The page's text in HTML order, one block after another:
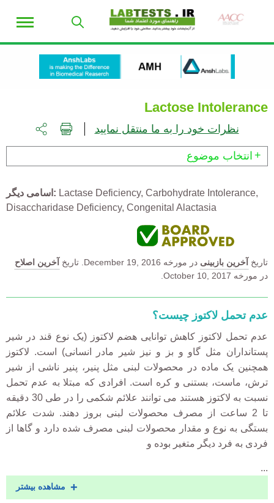
Lactose Intolerance
نظرات خود را به ما منتقل نمایید
انتخاب موضوع
اسامی دیگر Lactase Deficiency Carbohydrate Intolerance
Disaccharidase Deficiency Congenital Alactasia
تاریخ آخرین بازبینی در مورخه December 19, 2016. تاریخ آخرین اصلاح
در مورخه October 10, 2017.
عدم تحمل لاکتوز چیست؟
عدم تحمل لاکتوز کاهش توانایی هضم لاکتوز (یک نوع قند در شیر
پستانداران مثل گاو و بز و نیز شیر مادر انسانی) است. لاکتوز
همچنین یک ماده در محصولات لبنی مثل پنیر، پنیر ناشی از شیر
ترش، ماست، بستنی و کره است. افرادی که مبتلا به عدم تحمل
نسبت به لاکتوز هستند می توانند علائم شکمی را در طی 30 دقیقه
تا 2 ساعت از مصرف محصولات لبنی بروز دهند. شدت علائم
بستگی به نوع و مقدار محصولات لبنی مصرف شده دارد و گاها از
فردی به فرد دیگر متغیر بوده و
...
مشاهده بیشتر